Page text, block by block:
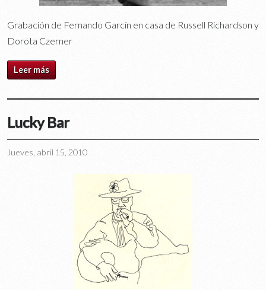
Grabación de Fernando Garcín en casa de Russell Richardson y
Dorota Czerner
Leer más
Lucky Bar
Jueves, abril 15, 2010